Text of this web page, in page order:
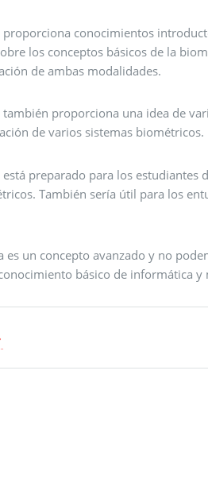
proporciona conocimientos
los conceptos básicos de la
de ambas modalidades.
también proporciona una idea de
de varios sistemas biométricos.
está preparado para los
También sería útil para los
es un concepto avanzado y no
básico de informática y